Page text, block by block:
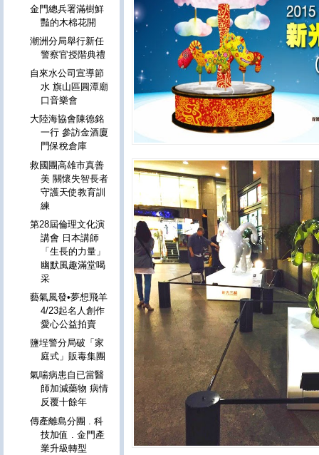
金門總兵署滿樹鮮
豔的木棉花開
潮洲分局舉行新任
警察官授階典禮
自來水公司宣導節
水 旗山區圓潭廟
口音樂會
大陸海協會陳德銘
一行 參訪金酒廈
門保稅倉庫
救國團高雄市真善
美 關懷失智長者
守護天使教育訓
練
第28屆倫理文化演
講會 日本講師
「生長的力量」
幽默風趣滿堂喝
采
藝氣風發•夢想飛羊
4/23起名人創作
愛心公益拍賣
鹽埕警分局破「家
庭式」販毒集團
氣喘病患自已當醫
師加減藥物 病情
反覆十餘年
傳產離島分團 . 科
技加值 . 金門產
業升級轉型